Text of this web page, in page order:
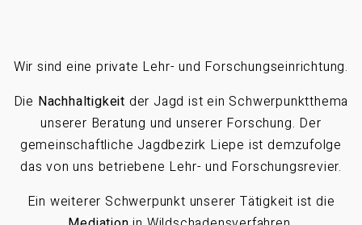
Wir sind eine private Lehr- und Forschungseinrichtung.
Die Nachhaltigkeit der Jagd ist ein Schwerpunktthema
unserer Beratung und unserer Forschung. Der
gemeinschaftliche Jagdbezirk Liepe ist demzufolge
das von uns betriebene Lehr- und Forschungsrevier.
Ein weiterer Schwerpunkt unserer Tätigkeit ist die